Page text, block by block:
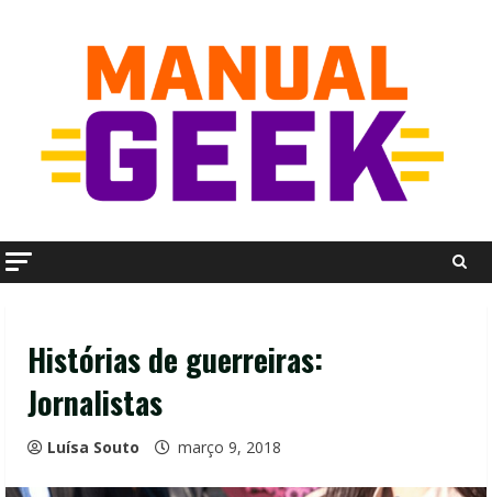
Histórias de guerreiras:
Jornalistas
Luísa Souto março 9, 2018